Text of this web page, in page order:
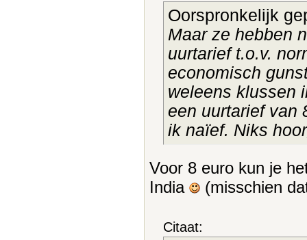
Oorspronkelijk
Maar ze hebben
uurtarief t.o.v.
economisch
weleens klussen
een uurtarief van
ik naïef. Niks
Voor 8 euro kun je
India
(misschien
Citaat: